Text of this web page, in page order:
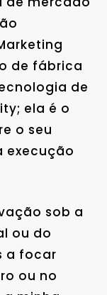
de fábrica
de
ela é o
o seu
execução
sob a
ou do
a focar
ou no